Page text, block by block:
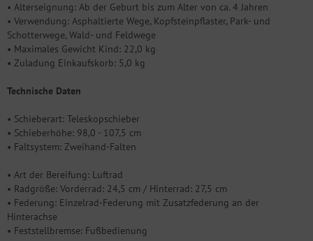
• Alterseignung: Ab der Geburt bis zum Alter von ca. 4 Jahren
• Verwendung: Asphaltierte Wege, Kopfsteinpflaster, Park- und
Schotterwege, Wald- und Feldwege
• Maximales Gewicht Kind: 22,0 kg
• Zuladung Einkaufskorb: 5,0 kg
Technische Daten
• Schieberart: Teleskopschieber
• Schieberhöhe: 98,0 - 107,5 cm
• Faltsystem: Zweihand-Falten
• Art der Bereifung: Luftrad
• Radgröße: Vorderrad: 24,5 cm / Hinterrad: 27,5 cm
• Federung: Einzelrad-Federung mit Zusatzfederung an der
Hinterachse
• Feststellbremse: Fußbedienung